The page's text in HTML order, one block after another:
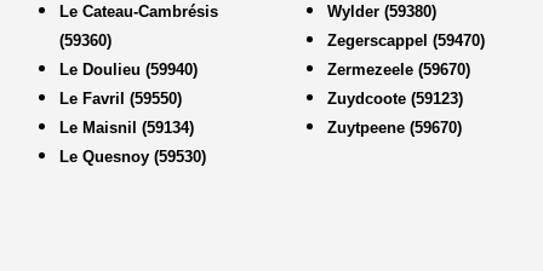
Le Cateau-Cambrésis
(59360)
Le Doulieu (59940)
Le Favril (59550)
Le Maisnil (59134)
Le Quesnoy (59530)
Wylder (59380)
Zegerscappel (59470)
Zermezeele (59670)
Zuydcoote (59123)
Zuytpeene (59670)